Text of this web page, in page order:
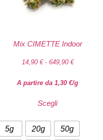
Mix CIMETTE Indoor
14,90 € - 649,90 €
A partire da 1,30 €/g
Scegli
5g 20g 50g